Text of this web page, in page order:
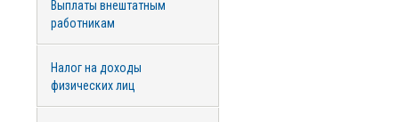
Выплаты внештатным
работникам
Налог на доходы
физических лиц